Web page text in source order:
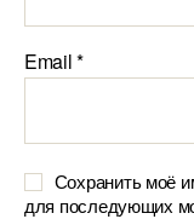
Email*
Сохранить моё
для последующих